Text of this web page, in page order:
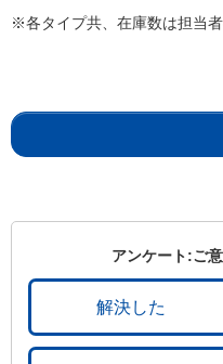
※各タイプ共、在庫数は担当
アンケート:ご
解決した